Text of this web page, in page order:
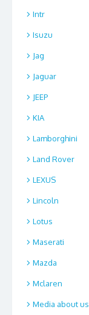
Intr
Isuzu
Jag
Jaguar
JEEP
KIA
Lamborghini
Land Rover
LEXUS
Lincoln
Lotus
Maserati
Mazda
Mclaren
Media about us